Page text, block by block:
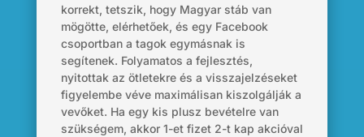
korrekt, tetszik, hogy Magyar stáb van
mögötte, elérhetőek, és egy Facebook
csoportban a tagok egymásnak is
segítenek. Folyamatos a fejlesztés,
nyitottak az ötletekre és a visszajelzéseket
figyelembe véve maximálisan kiszolgálják a
vevőket. Ha egy kis plusz bevételre van
szükségem, akkor 1-et fizet 2-t kap akcióval